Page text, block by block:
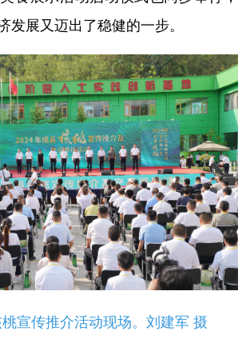
发展又迈出了稳健的一步。
宣传推介活动现场。刘建军 摄